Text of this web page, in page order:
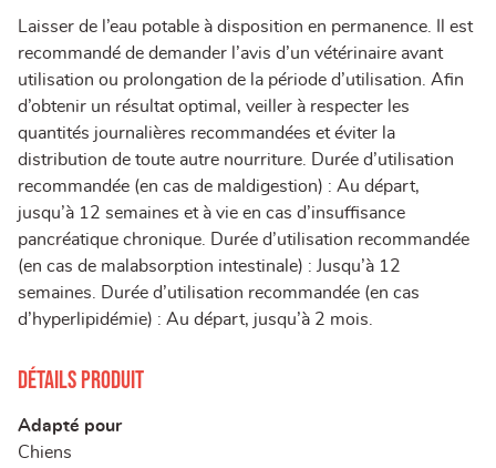
Laisser de l’eau potable à disposition en permanence. Il est
recommandé de demander l’avis d’un vétérinaire avant
utilisation ou prolongation de la période d’utilisation. Afin
d’obtenir un résultat optimal, veiller à respecter les
quantités journalières recommandées et éviter la
distribution de toute autre nourriture. Durée d’utilisation
recommandée (en cas de maldigestion) : Au départ,
jusqu’à 12 semaines et à vie en cas d’insuffisance
pancréatique chronique. Durée d’utilisation recommandée
(en cas de malabsorption intestinale) : Jusqu’à 12
semaines. Durée d’utilisation recommandée (en cas
d’hyperlipidémie) : Au départ, jusqu’à 2 mois.
Détails produit
Adapté pour
Chiens